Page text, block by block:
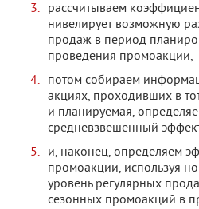
рассчитываем
нивелирует возможную
продаж в период
проведения промоакции,
потом собираем
акциях, проходивших в
и планируемая,
средневзвешенный
и, наконец, определяем
промоакции, используя
уровень регулярных
сезонных промоакций в